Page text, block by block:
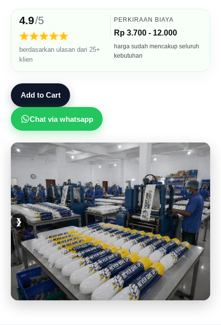
4.9/5
★★★★★
berdasarkan ulasan dari 25+
klien
PERKIRAAN BIAYA
Rp 3.700 - 12.000
harga sudah mencakup seluruh
kebutuhan
Add to Cart
Chat via whatsapp
❮
❯